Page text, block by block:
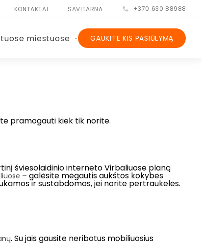
KONTAKTAI SAVITARNA +370 630 88988
miestuose GAUKITE KIS PASIŪLYMĄ
pramogauti kiek tik norite.
šviesolaidinio interneto Virbaliuose planą
– galėsite mėgautis aukštos kokybės
ir sustabdomos, jei norite pertraukėlės.
. Su jais gausite neribotus mobiliuosius